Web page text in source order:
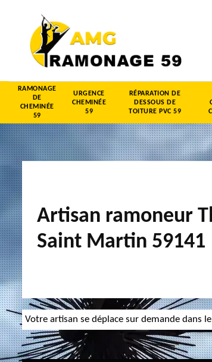
RAMONAGE
DE
CHEMINÉE
59
URGENCE
CHEMINÉE
59
RÉPARATION DE
DESSOUS DE
TOITURE PVC 59
Artisan ramoneur
Saint Martin 59141
Votre artisan se déplace sur demande dans